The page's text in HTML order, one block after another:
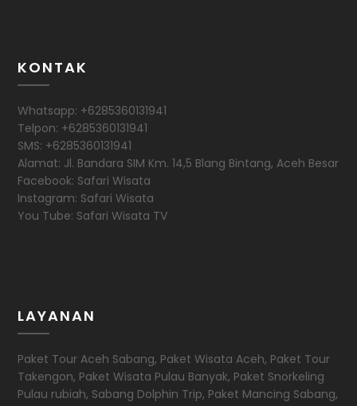
KONTAK
Whatsapp: +6285360131941
Telpon: +6285360131941
SMS: +6285360131941
Alamat: Jl. Bandara SIM Km. 14,5 Blang Bintang, Aceh Besar
Facebook: Safari Wisata
Instagram: Safari Wisata
You Tube: Safari Wisata TV
LAYANAN
Paket Tour Aceh Sabang, Paket Wisata Aceh, Paket Tour
Takengon, Paket Wisata Pulau Banyak, Paket Snorkeling
Pulau rubiah, Sabang Dolphin Trip, Paket Mancing Sabang,